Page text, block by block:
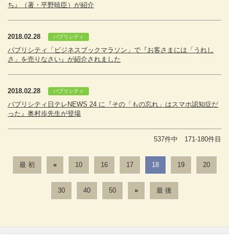
ち』（著・平野暁臣）が紹介
2018.02.28 パブリシティ
パブリシティ「ビジネスブックマラソン」で『お客さまには「うれし
さ」を売りなさい』が紹介されました
2018.02.28 パブリシティ
パブリシティ日テレNEWS 24 に『その「もの忘れ」はスマホ認知症だ
った』奥村歩先生が登場
537件中 171-180件目
最 初 « 10 16 17 18 19 20
30 40 50 » 最 後